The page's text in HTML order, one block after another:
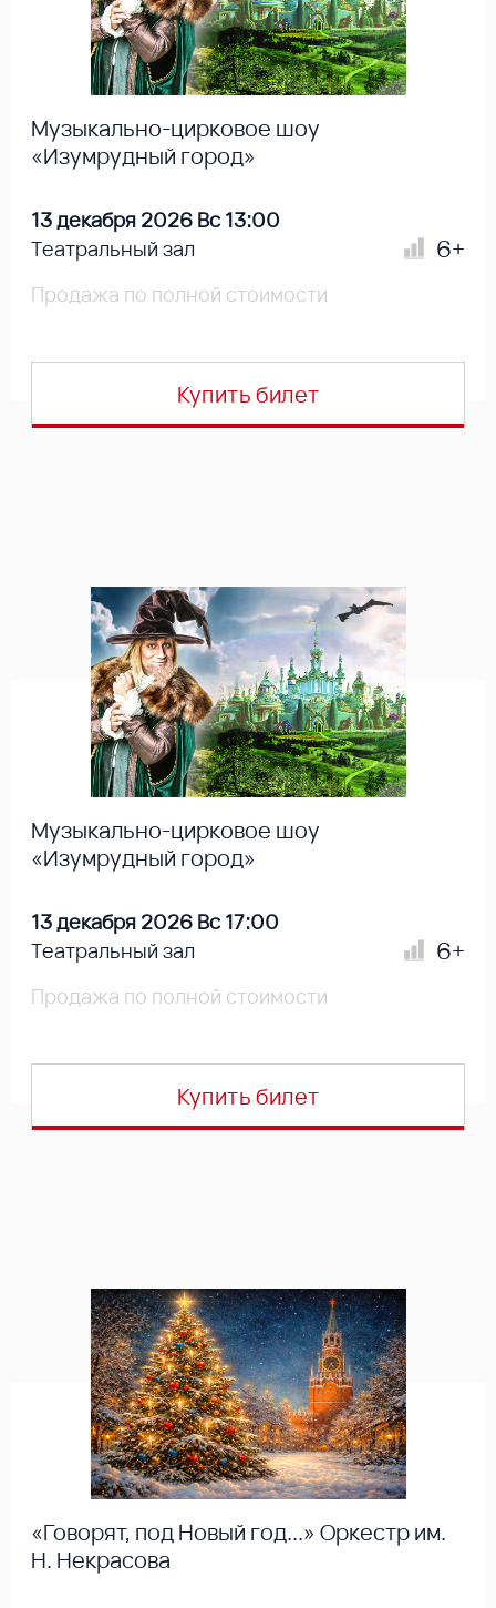
Музыкально-цирковое шоу
«Изумрудный город»
13 декабря 2026 Вс 13:00
Театральный зал
6+
Продажа по полной стоимости
Купить билет
Музыкально-цирковое шоу
«Изумрудный город»
13 декабря 2026 Вс 17:00
Театральный зал
6+
Продажа по полной стоимости
Купить билет
«Говорят, под Новый год...» Оркестр им.
Н. Некрасова